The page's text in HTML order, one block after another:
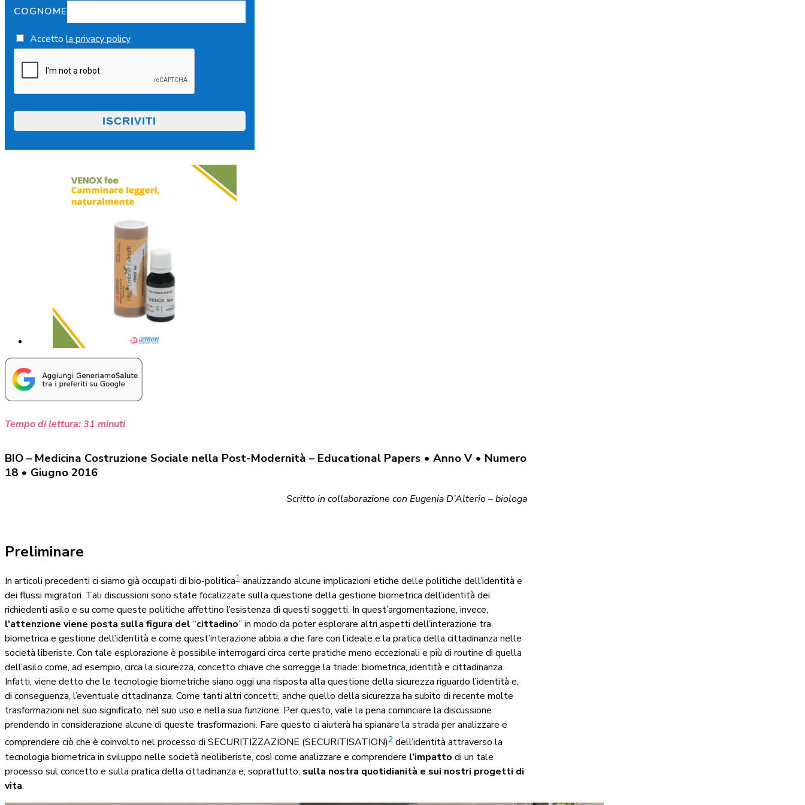
COGNOME
Accetto la privacy policy
Tempo di lettura:31 minuti
BIO – Medicina Costruzione Sociale nella Post-Modernità – Educational Papers • Anno V • Numero
18 • Giugno 2016
Scritto in collaborazione con Eugenia D’Alterio – biologa
Preliminare
In articoli precedenti ci siamo già occupati di bio-politica1 analizzando alcune implicazioni etiche delle politiche dell’identità e
dei flussi migratori. Tali discussioni sono state focalizzate sulla questione della gestione biometrica dell’identità dei
richiedenti asilo e su come queste politiche affettino l’esistenza di questi soggetti. In quest’argomentazione, invece,
l’attenzione viene posta sulla figura del “cittadino” in modo da poter esplorare altri aspetti dell’interazione tra
biometrica e gestione dell’identità e come quest’interazione abbia a che fare con l’ideale e la pratica della cittadinanza nelle
società liberiste. Con tale esplorazione è possibile interrogarci circa certe pratiche meno eccezionali e più di routine di quella
dell’asilo come, ad esempio, circa la sicurezza, concetto chiave che sorregge la triade: biometrica, identità e cittadinanza.
Infatti, viene detto che le tecnologie biometriche siano oggi una risposta alla questione della sicurezza riguardo l’identità e,
di conseguenza, l’eventuale cittadinanza. Come tanti altri concetti, anche quello della sicurezza ha subito di recente molte
trasformazioni nel suo significato, nel suo uso e nella sua funzione. Per questo, vale la pena cominciare la discussione
prendendo in considerazione alcune di queste trasformazioni. Fare questo ci aiuterà ha spianare la strada per analizzare e
comprendere ciò che è coinvolto nel processo di SECURITIZZAZIONE (SECURITISATION)2 dell’identità attraverso la
tecnologia biometrica in sviluppo nelle società neoliberiste, così come analizzare e comprendere l’impatto di un tale
processo sul concetto e sulla pratica della cittadinanza e, soprattutto, sulla nostra quotidianità e sui nostri progetti di
vita.